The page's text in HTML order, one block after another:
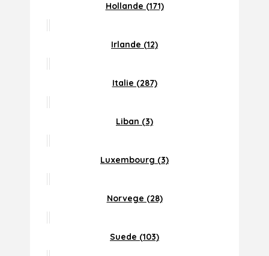
Hollande (171)
Irlande (12)
Italie (287)
Liban (3)
Luxembourg (3)
Norvege (28)
Suede (103)